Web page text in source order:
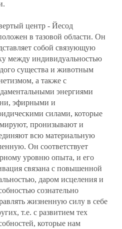
центр - Йесод
в тазовой области. Он
собой связующую
между индивидуальностью
существа и животным
а также с
энергиями
эфирными и
силами, которые
пронизывают и
всю материальную
Он соответствует
уровню опыта, и его
связана с повышенной
даром исцеления и
сознательно
жизненную силу в себе
т.е. с развитием тех
которые нам